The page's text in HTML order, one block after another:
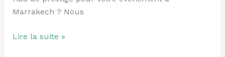
Marrakech ? Nous
Lire la suite »